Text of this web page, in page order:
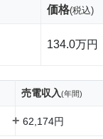
価格(税込)
134.0万円
売電収入(年間)
+ 62,174円